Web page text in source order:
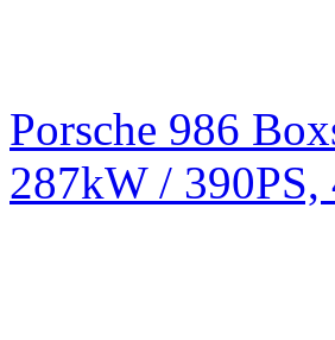
Porsche 986
287kW /